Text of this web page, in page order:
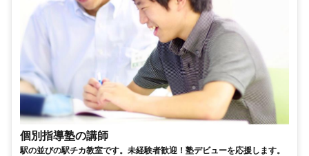
買い物に便利です！ Google口コミ4.3(1661)喫茶店 Cafe de l’ambre
（ランブル） や4.6(1772)カフェ Turret Coffee Tsukiji （ターレットコ
ーヒー築地） などの素敵なカフェもありますので休憩にどうぞ♪ オア
シスサウナ アスティル・SPA＆SAUNA コリドーの湯もあるのでサウ
ナや温泉好きの方にはうれしいですね！ Google口コミ4.9の新橋整体
院グッドラック 、4.8のJ’sメディカル整体院 もありますので、体が疲
れた時や身体のケアをしたいときにはぜひ行ってみてください！ ※
駅近5分以内ですが、車通勤OKですしバイク通勤OKです！
個別指導塾の講師
駅の並びの駅チカ教室です。未経験者歓迎！塾デビューを応援します。